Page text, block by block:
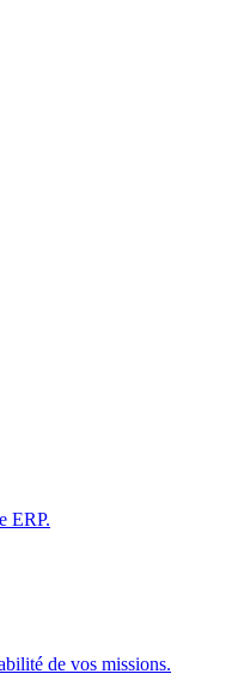
ERP.
de vos missions.